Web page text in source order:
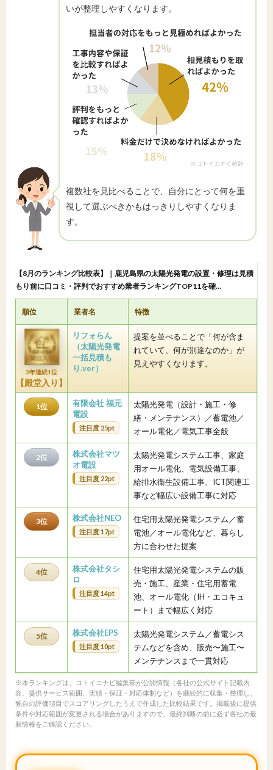
いが整理しやすくなります。
複数社を見比べることで、自分にとって何を重
視して選ぶべきかもはっきりしやすくなりま
す。
【8月のランキング比較表】｜鹿児島県の太陽光発電の設置・修理は見積
もり前に口コミ・評判でおすすめ業者ランキングTOP11を確…
順位 業者名 特徴
3年連続1位
【殿堂入り】
リフォらん
（太陽光発電
一括見積も
り.ver）
提案を並べることで「何が含ま
れていて、何が別途なのか」が
見えやすくなります。
1位
有限会社 福元
電設
注目度 25pt
太陽光発電（設計・施工・修
繕・メンテナンス）／蓄電池／
オール電化／電気工事全般
2位
株式会社マツ
オ電設
注目度 22pt
太陽光発電システム工事、家庭
用オール電化、電気設備工事、
給排水衛生設備工事、ICT関連工
事など幅広い設備工事に対応
3位 株式会社NEO
注目度 17pt
住宅用太陽光発電システム／蓄
電池／オール電化など、暮らし
方に合わせた提案
4位
株式会社タシ
ロ
注目度 14pt
住宅用太陽光発電システムの販
売・施工、産業・住宅用蓄電
池、オール電化（IH・エコキュ
ート）まで幅広く対応
5位 株式会社EPS
注目度 10pt
太陽光発電システム／蓄電シス
テムなどを含め、販売〜施工〜
メンテナンスまで一貫対応
※本ランキングは、コトイエナビ編集部が公開情報（各社の公式サイト記載内
容、提供サービス範囲、実績・保証・対応体制など）を継続的に収集・整理し、
独自の評価項目でスコアリングしたうえで作成した比較結果です。掲載後に提供
条件や対応範囲が変更される場合がありますので、最終判断の前に必ず各社の最
新情報をご確認ください。